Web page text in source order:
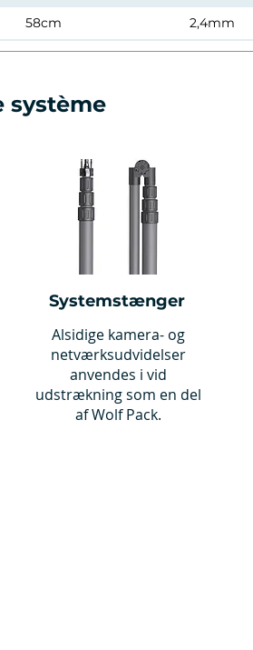
58cm 2,4mm
35cm 2,4mm
système
Systemstænger
Alsidige kamera- og
netværksudvidelser
anvendes i vid
udstrækning som en del
af Wolf Pack.